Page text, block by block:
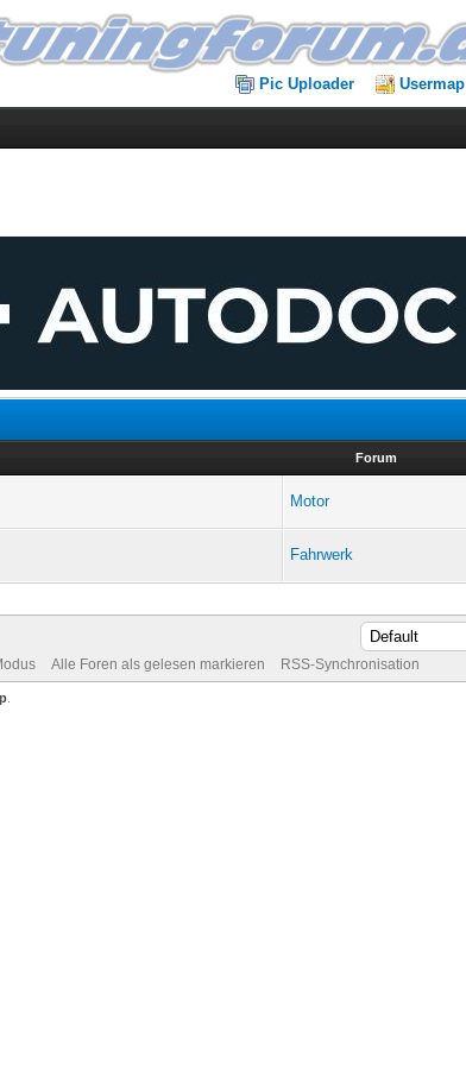
Pic Uploader Usermap
Forum
Motor
Fahrwerk
Alle Foren als gelesen markieren RSS-Synchronisation
.